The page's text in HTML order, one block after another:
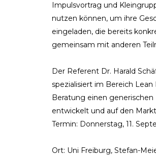
Impulsvortrag und
nutzen können, um ihre
eingeladen, die bereits
gemeinsam mit anderen
Der Referent Dr. Harald
spezialisiert im Bereich
Beratung einen
entwickelt und auf den
Termin: Donnerstag, 11.
Ort: Uni Freiburg, Stefan-